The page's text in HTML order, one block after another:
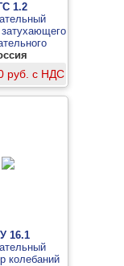
1.2
затухающего
поля с
катушкой
2.1
руб. с НДС
16.1
колебаний